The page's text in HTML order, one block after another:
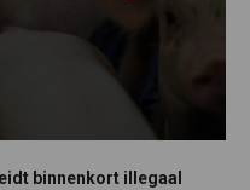
binnenkort illegaal